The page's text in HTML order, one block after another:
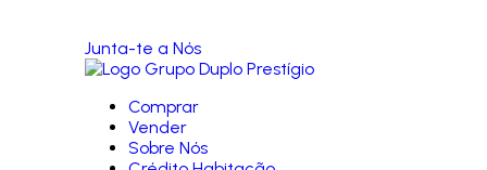
Junta-te a Nós
Comprar
Vender
Sobre Nós